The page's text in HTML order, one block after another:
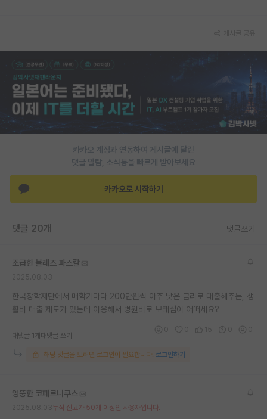
카카오 계정과 연동하여 게시글에 달린
댓글 알람, 소식등을 빠르게 받아보세요
카카오로 시작하기
댓글 20개 댓글쓰기
조급한 블레즈 파스칼
한국장학재단에서 매학기마다 200만원씩 아주 낮은 금리로 대출해주는, 생
활비 대출 제도가 있는데 이용해서 병원비로 보태심이 어떠세요?
대댓글 1개 대댓글 쓰기
해당 댓글을 보려면 로그인이 필요합니다. 로그인하기
엉뚱한 코페르니쿠스
누적 신고가 50개 이상인 사용자입니다.